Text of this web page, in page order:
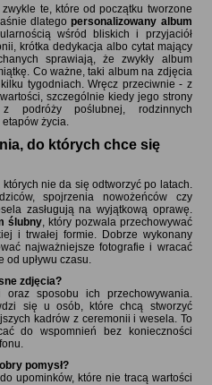
te, które od początku tworzone
dlategopersonalizowany album
wśród bliskich i przyjaciół
krótka dedykacja albo cytat mający
sprawiają, że zwykły album
Co ważne, taki album na zdjęcia
tygodniach. Wręcz przeciwnie - z
szczególnie kiedy jego strony
podróży poślubnej, rodzinnych
życia.
do których chce się
nie da się odtworzyć po latach.
spojrzenia nowożeńców czy
zasługują na wyjątkową oprawę.
ślubny, który pozwala przechowywać
i trwałej formie. Dobrze wykonany
najważniejsze fotografie i wracać
upływu czasu.
zdjęcia
sposobu ich przechowywania.
się u osób, które chcą stworzyć
kadrów z ceremonii i wesela. To
do wspomnień bez konieczności
pomysł
upominków, które nie tracą wartości